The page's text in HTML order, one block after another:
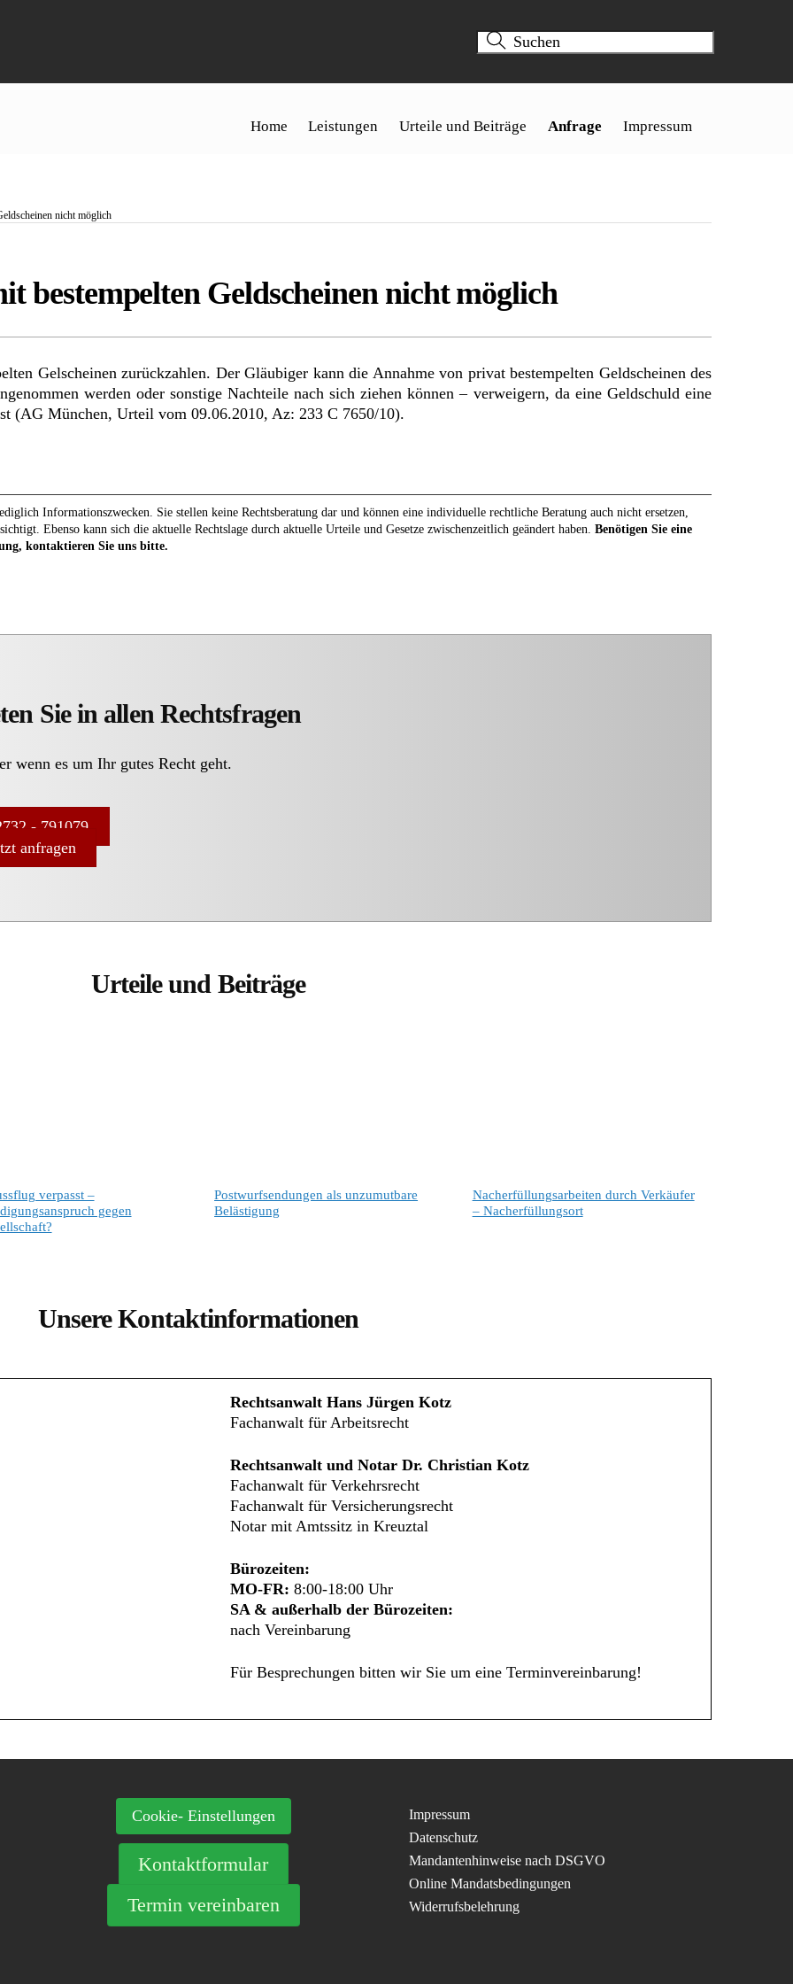
Home Leistungen Urteile und Beiträge Anfrage Impressum
nicht möglich
bestempelten Geldscheinen nicht möglich
Gelscheinen zurückzahlen. Der Gläubiger kann die Annahme von privat bestempelten Geldscheinen des
werden oder sonstige Nachteile nach sich ziehen können – verweigern, da eine Geldschuld eine
(AG München, Urteil vom 09.06.2010, Az: 233 C 7650/10).
Informationszwecken. Sie stellen keine Rechtsberatung dar und können eine individuelle rechtliche Beratung auch nicht ersetzen,
Ebenso kann sich die aktuelle Rechtslage durch aktuelle Urteile und Gesetze zwischenzeitlich geändert haben. Benötigen Sie eine
kontaktieren Sie uns bitte.
Sie in allen Rechtsfragen
wenn es um Ihr gutes Recht geht.
- 791079
anfragen
Urteile und Beiträge
verpasst –
gegen
Postwurfsendungen als unzumutbare
Belästigung
Nacherfüllungsarbeiten durch Verkäufer
– Nacherfüllungsort
Unsere Kontaktinformationen
Rechtsanwalt Hans Jürgen Kotz
Fachanwalt für Arbeitsrecht
Rechtsanwalt und Notar Dr. Christian Kotz
Fachanwalt für Verkehrsrecht
Fachanwalt für Versicherungsrecht
Notar mit Amtssitz in Kreuztal
Bürozeiten:
MO-FR: 8:00-18:00 Uhr
SA & außerhalb der Bürozeiten:
nach Vereinbarung
Für Besprechungen bitten wir Sie um eine Terminvereinbarung!
Cookie- Einstellungen
Kontaktformular
Termin vereinbaren
Impressum
Datenschutz
Mandantenhinweise nach DSGVO
Online Mandatsbedingungen
Widerrufsbelehrung